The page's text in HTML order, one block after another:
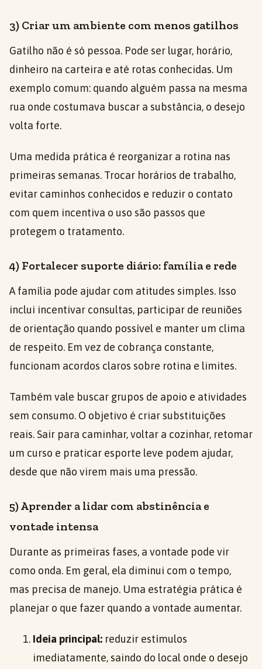
3) Criar um ambiente com menos gatilhos
Gatilho não é só pessoa. Pode ser lugar, horário,
dinheiro na carteira e até rotas conhecidas. Um
exemplo comum: quando alguém passa na mesma
rua onde costumava buscar a substância, o desejo
volta forte.
Uma medida prática é reorganizar a rotina nas
primeiras semanas. Trocar horários de trabalho,
evitar caminhos conhecidos e reduzir o contato
com quem incentiva o uso são passos que
protegem o tratamento.
4) Fortalecer suporte diário: família e rede
A família pode ajudar com atitudes simples. Isso
inclui incentivar consultas, participar de reuniões
de orientação quando possível e manter um clima
de respeito. Em vez de cobrança constante,
funcionam acordos claros sobre rotina e limites.
Também vale buscar grupos de apoio e atividades
sem consumo. O objetivo é criar substituições
reais. Sair para caminhar, voltar a cozinhar, retomar
um curso e praticar esporte leve podem ajudar,
desde que não virem mais uma pressão.
5) Aprender a lidar com abstinência e
vontade intensa
Durante as primeiras fases, a vontade pode vir
como onda. Em geral, ela diminui com o tempo,
mas precisa de manejo. Uma estratégia prática é
planejar o que fazer quando a vontade aumentar.
Ideia principal: reduzir estímulos
imediatamente, saindo do local onde o desejo